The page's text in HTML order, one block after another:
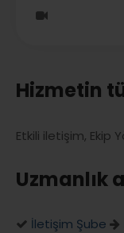
Hizmetin
Etkili iletişim, Ekip
Uzmanlık
İletişim Şube